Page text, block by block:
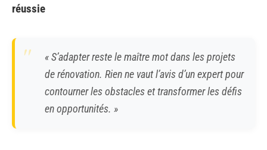
réussie
« S’adapter reste le maître mot dans les projets
de rénovation. Rien ne vaut l’avis d’un expert pour
contourner les obstacles et transformer les défis
en opportunités. »